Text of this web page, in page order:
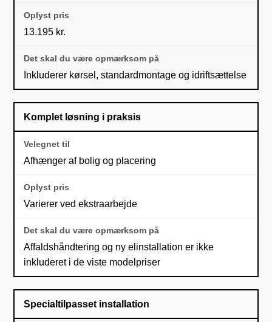
13.195 kr.
Inkluderer kørsel, standardmontage og idriftsættelse
Komplet løsning i praksis
Afhænger af bolig og placering
Varierer ved ekstraarbejde
Affaldshåndtering og ny elinstallation er ikke
inkluderet i de viste modelpriser
Specialtilpasset installation